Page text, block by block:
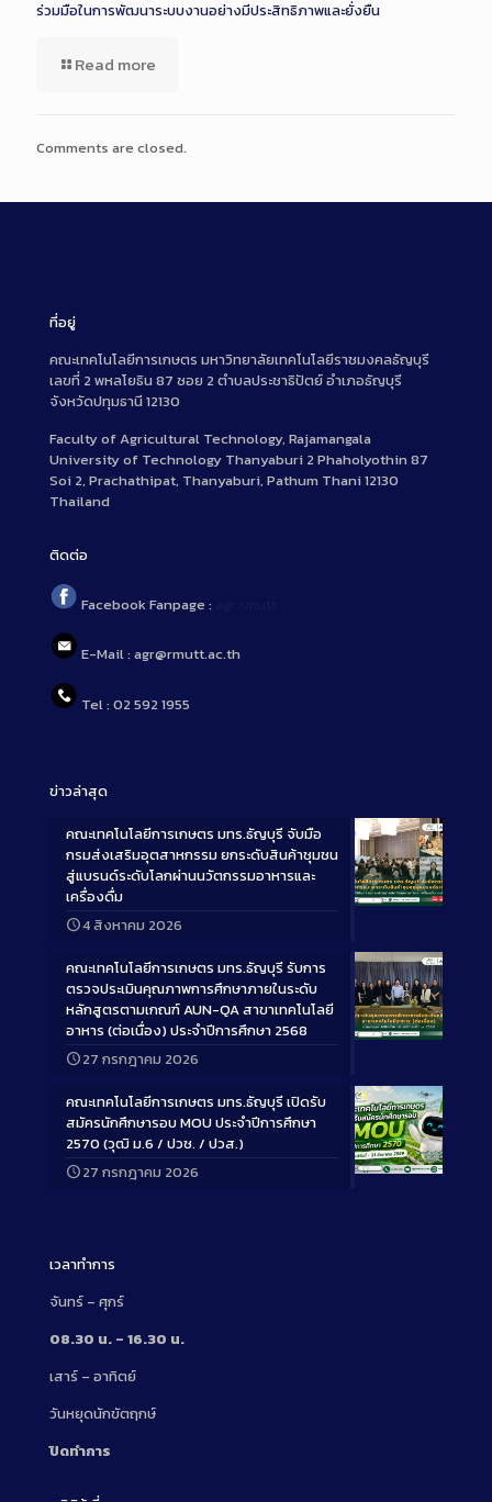
ร่วมมือในการพัฒนาระบบงานอย่างมีประสิทธิภาพและยั่งยืน
Read more
Comments are closed.
ที่อยู่
คณะเทคโนโลยีการเกษตร มหาวิทยาลัยเทคโนโลยีราชมงคลธัญบุรี
เลขที่ 2 พหลโยธิน 87 ซอย 2 ตำบลประชาธิปัตย์ อำเภอธัญบุรี
จังหวัดปทุมธานี 12130
Faculty of Agricultural Technology, Rajamangala
University of Technology Thanyaburi 2 Phaholyothin 87
Soi 2, Prachathipat, Thanyaburi, Pathum Thani 12130
Thailand
ติดต่อ
Facebook Fanpage :
E-Mail : agr@rmutt.ac.th
Tel : 02 592 1955
ข่าวล่าสุด
Long
คณะเทคโนโลยีการเกษตร มทร.ธัญบุรี จับมือ
กรมส่งเสริมอุตสาหกรรม ยกระดับสินค้าชุมชน
สู่แบรนด์ระดับโลกผ่านนวัตกรรมอาหารและ
เครื่องดื่ม
4 สิงหาคม 2026
Long
คณะเทคโนโลยีการเกษตร มทร.ธัญบุรี รับการ
ตรวจประเมินคุณภาพการศึกษาภายในระดับ
หลักสูตรตามเกณฑ์ AUN-QA สาขาเทคโนโลยี
อาหาร (ต่อเนื่อง) ประจำปีการศึกษา 2568
27 กรกฎาคม 2026
Long
คณะเทคโนโลยีการเกษตร มทร.ธัญบุรี เปิดรับ
สมัครนักศึกษารอบ MOU ประจำปีการศึกษา
2570 (วุฒิ ม.6 / ปวช. / ปวส.)
27 กรกฎาคม 2026
เวลาทำการ
จันทร์ – ศุกร์
08.30 น. – 16.30 น.
เสาร์ – อาทิตย์
วันหยุดนักขัตฤกษ์
ปิดทำการ